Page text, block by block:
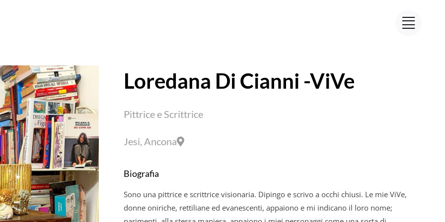
Loredana Di Cianni -ViVe
Pittrice e Scrittrice
Jesi, Ancona
Biografia
Sono una pittrice e scrittrice visionaria. Dipingo e scrivo a occhi chiusi. Le mie ViVe,
donne oniriche, rettiliane ed evanescenti, appaiono e mi indicano il loro nome;